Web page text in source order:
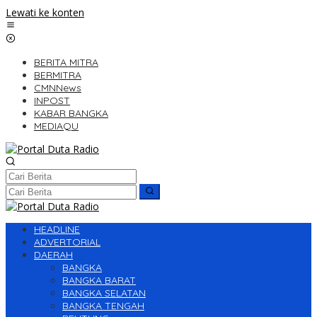
Lewati ke konten
BERITA MITRA
BERMITRA
CMNNews
INPOST
KABAR BANGKA
MEDIAQU
HEADLINE
ADVERTORIAL
DAERAH
BANGKA
BANGKA BARAT
BANGKA SELATAN
BANGKA TENGAH